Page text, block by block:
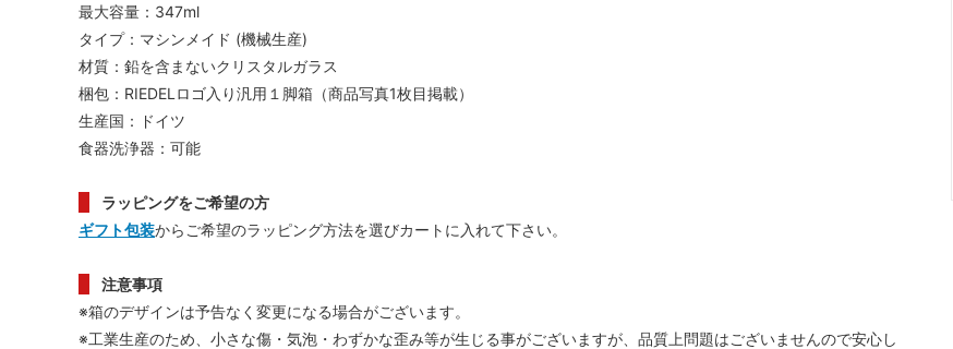
最大容量：347ml
タイプ：マシンメイド (機械生産)
材質：鉛を含まないクリスタルガラス
梱包：RIEDELロゴ入り汎用１脚箱（商品写真1枚目掲載）
生産国：ドイツ
食器洗浄器：可能
ラッピングをご希望の方
ギフト包装からご希望のラッピング方法を選びカートに入れて下さい。
注意事項
※箱のデザインは予告なく変更になる場合がございます。
※工業生産のため、小さな傷・気泡・わずかな歪み等が生じる事がございますが、品質上問題はございませんので安心し